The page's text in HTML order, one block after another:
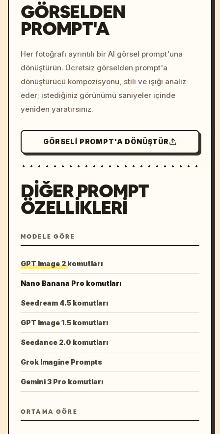
colors, 8k --v 6.0
GÖRSELDEN
PROMPT'A
Her fotoğrafı ayrıntılı bir AI görsel prompt'una
dönüştürün. Ücretsiz görselden prompt'a
dönüştürücü kompozisyonu, stili ve ışığı analiz
eder; istediğiniz görünümü saniyeler içinde
yeniden yaratırsınız.
GÖRSELI PROMPT'A DÖNÜŞTÜR
DIĞER PROMPT
ÖZELLIKLERI
MODELE GÖRE
GPT Image 2 komutları
Nano Banana Pro komutları
Seedream 4.5 komutları
GPT Image 1.5 komutları
Seedance 2.0 komutları
Grok Imagine Prompts
Gemini 3 Pro komutları
ORTAMA GÖRE